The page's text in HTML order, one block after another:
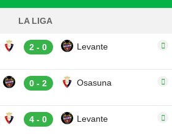
LA LIGA
2 - 0 Levante
0 - 2 Osasuna
4 - 0 Levante